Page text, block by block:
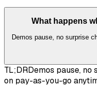
What happens
Demos pause, no surprise
TL;DRDemos pause, no
on pay-as-you-go